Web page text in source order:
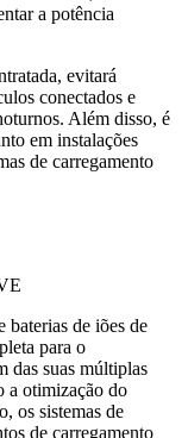
a potência
evitará
conectados e
Além disso, é
em instalações
de carregamento
baterias de iões de
para o
das suas múltiplas
a otimização do
os sistemas de
de carregamento